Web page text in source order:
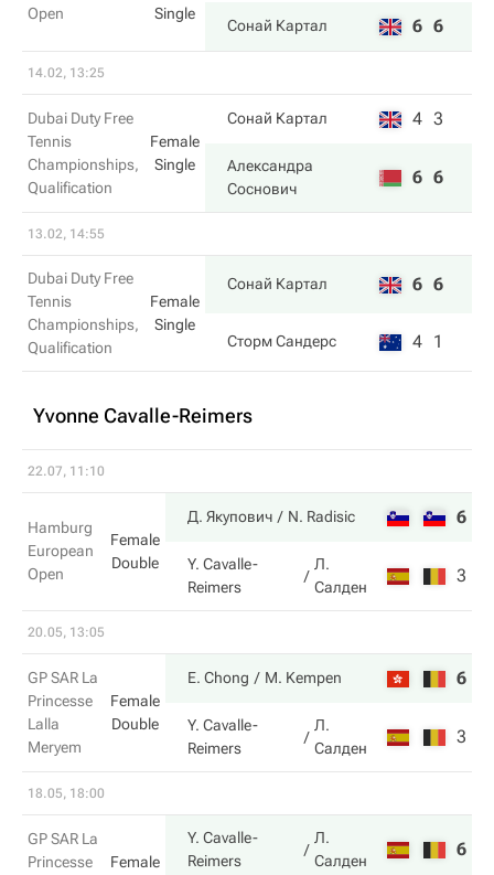
Open
Single
Сонай Картал 6 6
14.02, 13:25
Dubai Duty Free
Tennis
Championships,
Qualification
Female
Single
Сонай Картал 4 3
Александра
Соснович
6 6
13.02, 14:55
Dubai Duty Free
Tennis
Championships,
Qualification
Female
Single
Сонай Картал 6 6
Сторм Сандерс 4 1
Yvonne Cavalle-Reimers
22.07, 11:10
Hamburg
European
Open
Female
Double
Д. Якупович N. Radisic 6
Y. Cavalle-
Reimers
Л.
Салден
3
20.05, 13:05
GP SAR La
Princesse
Lalla
Meryem
Female
Double
E. Chong M. Kempen 6
Y. Cavalle-
Reimers
Л.
Салден
3
18.05, 18:00
GP SAR La
Princesse
Female
Y. Cavalle-
Reimers
Л.
Салден
6